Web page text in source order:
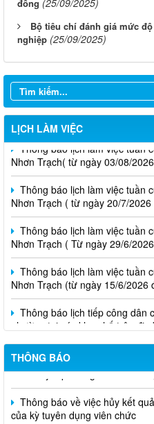
đồng
Bộ tiêu chí đánh giá mức
nghiệp (25/09/2025)
LỊCH LÀM VIỆC
Thông báo lịch làm việc tuần
Nhơn Trạch( từ ngày 03/08/
Thông báo lịch làm việc tuần
Nhơn Trạch ( từ ngày 20/7/
Thông báo lịch làm việc tuần
Nhơn Trạch ( Từ ngày 29/6/
Thông báo lịch làm việc tuần
Nhơn Trạch (từ ngày 15/6/2026
Thông báo lịch tiếp công dân
phường tại các khu phố trên
2026
THÔNG BÁO
Niêm yết phương án bồi
Thông báo về việc hủy kết
của kỳ tuyên dụng viên chức